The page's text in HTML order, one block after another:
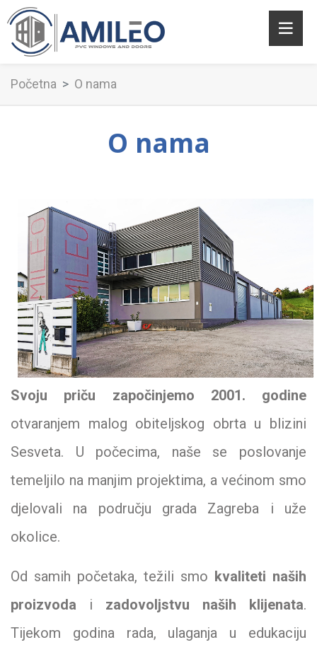
Početna O nama
O nama
Svoju priču započinjemo 2001. godine
otvaranjem malog obiteljskog obrta u blizini
Sesveta. U počecima, naše se poslovanje
temeljilo na manjim projektima, a većinom smo
djelovali na području grada Zagreba i uže
okolice.
Od samih početaka, težili smo kvaliteti naših
proizvoda i zadovoljstvu naših klijenata.
Tijekom godina rada, ulaganja u edukaciju